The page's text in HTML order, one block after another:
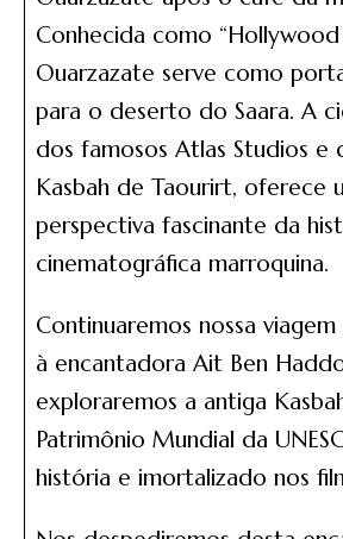
Conhecida como
Ouarzazate serve como
para o deserto do Saara. A
dos famosos Atlas Studios e
Kasbah de Taourirt, oferece
perspectiva fascinante da
cinematográfica marroquina.
Continuaremos nossa
à encantadora Ait Ben
exploraremos a antiga
Patrimônio Mundial da
história e imortalizado nos